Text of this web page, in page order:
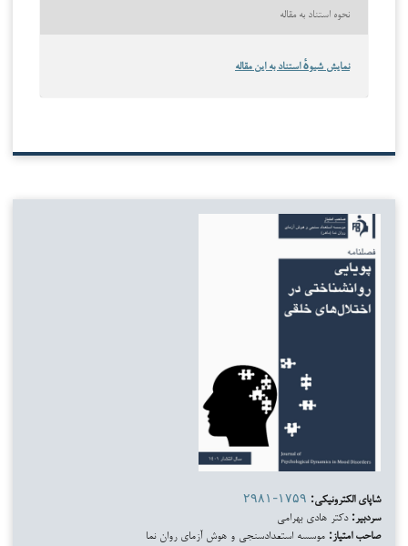
نحوه استناد به مقاله
نمایش شیوهٔ استناد به این مقاله
شاپای الکترونیکی: ۲۹۸۱-۱۷۵۹
سردبیر: دکتر هادی بهرامی
صاحب امتیاز: موسسه استعدادسنجی و هوش آزمای روان نما